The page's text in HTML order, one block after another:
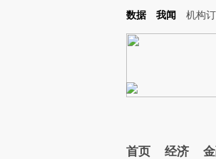
数据 我闻 机构
首页 经济